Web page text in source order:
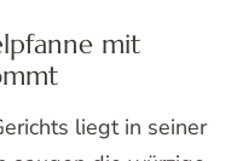
mit
liegt in seiner